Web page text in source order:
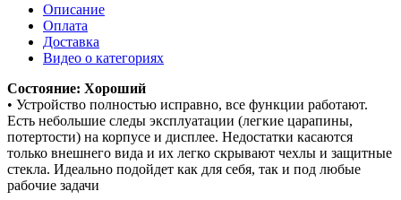
Описание
Оплата
Доставка
Видео о категориях
Состояние: Хороший
• Устройство полностью исправно, все функции работают.
Есть небольшие следы эксплуатации (легкие царапины,
потертости) на корпусе и дисплее. Недостатки касаются
только внешнего вида и их легко скрывают чехлы и защитные
стекла. Идеально подойдет как для себя, так и под любые
рабочие задачи